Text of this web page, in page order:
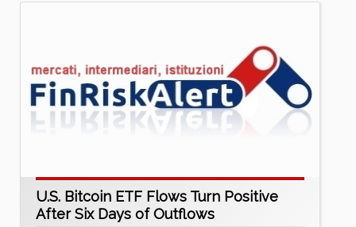
U.S. Bitcoin ETF Flows Turn Positive
After Six Days of Outflows